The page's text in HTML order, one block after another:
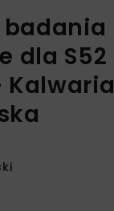
badania
dla S52
Kalwaria